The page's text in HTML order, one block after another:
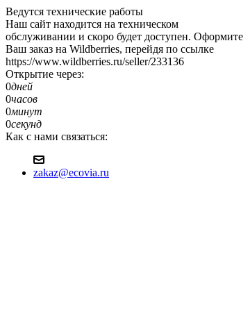
Ведутся технические работы
Наш сайт находится на техническом
обслуживании и скоро будет доступен. Оформите
Ваш заказ на Wildberries, перейдя по ссылке
https://www.wildberries.ru/seller/233136
Открытие через:
0дней
0часов
0минут
0секунд
Как с нами связаться:
zakaz@ecovia.ru